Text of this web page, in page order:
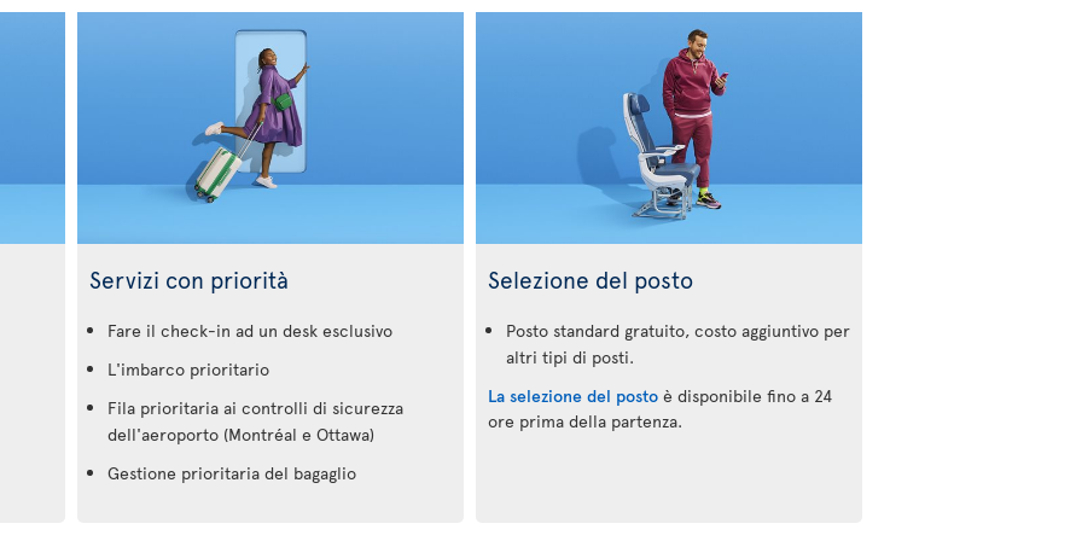
Servizi con priorità
Fare il check-in ad un desk esclusivo
L'imbarco prioritario
Fila prioritaria ai controlli di sicurezza
dell'aeroporto (Montréal e Ottawa)
Gestione prioritaria del bagaglio
Selezione del posto
Posto standard gratuito, costo aggiuntivo per
altri tipi di posti.
La selezione del posto è disponibile fino a 24
ore prima della partenza.